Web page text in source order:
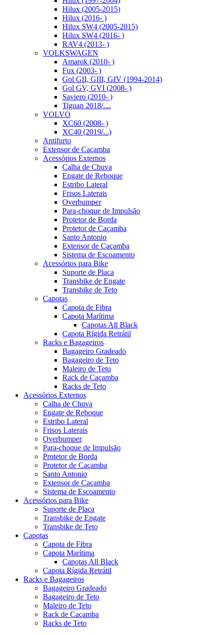
Hilux (2005-2015)
Hilux (2016- )
Hilux SW4 (2005-2015)
Hilux SW4 (2016- )
RAV4 (2013- )
VOLKSWAGEN
Amarok (2010- )
Fox (2003- )
Gol GII, GIII, GIV (1994-2014)
Gol GV, GVI (2008- )
Saviero (2010- )
Tiguan 2018/....
VOLVO
XC60 (2008- )
XC40 (2019/...)
Antifurto
Extensor de Caçamba
Acessórios Externos
Calha de Chuva
Engate de Reboque
Estribo Lateral
Frisos Laterais
Overbumper
Para-choque de Impulsão
Protetor de Borda
Protetor de Caçamba
Santo Antonio
Extensor de Caçamba
Sistema de Escoamento
Acessórios para Bike
Suporte de Placa
Transbike de Engate
Transbike de Teto
Capotas
Capota de Fibra
Capota Marítima
Capotas All Black
Capota Rígida Retrátil
Racks e Bagageiros
Bagageiro Gradeado
Bagageiro de Teto
Maleiro de Teto
Rack de Caçamba
Racks de Teto
Acessórios Externos
Calha de Chuva
Engate de Reboque
Estribo Lateral
Frisos Laterais
Overbumper
Para-choque de Impulsão
Protetor de Borda
Protetor de Caçamba
Santo Antonio
Extensor de Caçamba
Sistema de Escoamento
Acessórios para Bike
Suporte de Placa
Transbike de Engate
Transbike de Teto
Capotas
Capota de Fibra
Capota Marítima
Capotas All Black
Capota Rígida Retrátil
Racks e Bagageiros
Bagageiro Gradeado
Bagageiro de Teto
Maleiro de Teto
Rack de Caçamba
Racks de Teto